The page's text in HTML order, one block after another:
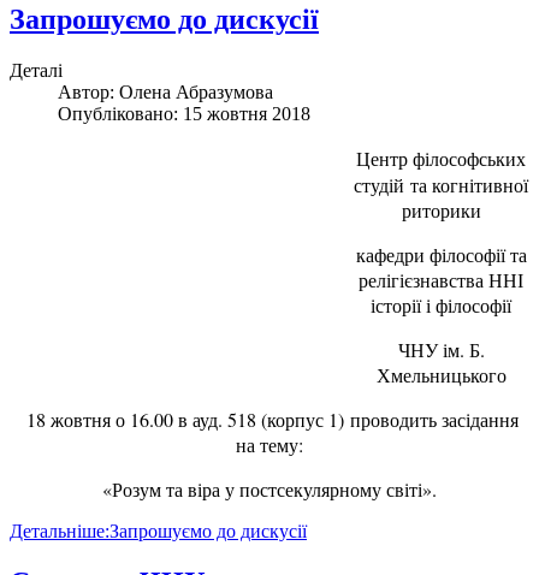
Запрошуємо до дискусії
Деталі
Автор: Олена Абразумова
Опубліковано: 15 жовтня 2018
Центр філософських
студій та когнітивної
риторики
кафедри філософії та
релігієзнавства ННІ
історії і філософії
ЧНУ ім. Б.
Хмельницького
18 жовтня о 16.00 в ауд. 518 (корпус 1) проводить засідання
на тему:
«Розум та віра у постсекулярному світі».
Детальніше:Запрошуємо до дискусії